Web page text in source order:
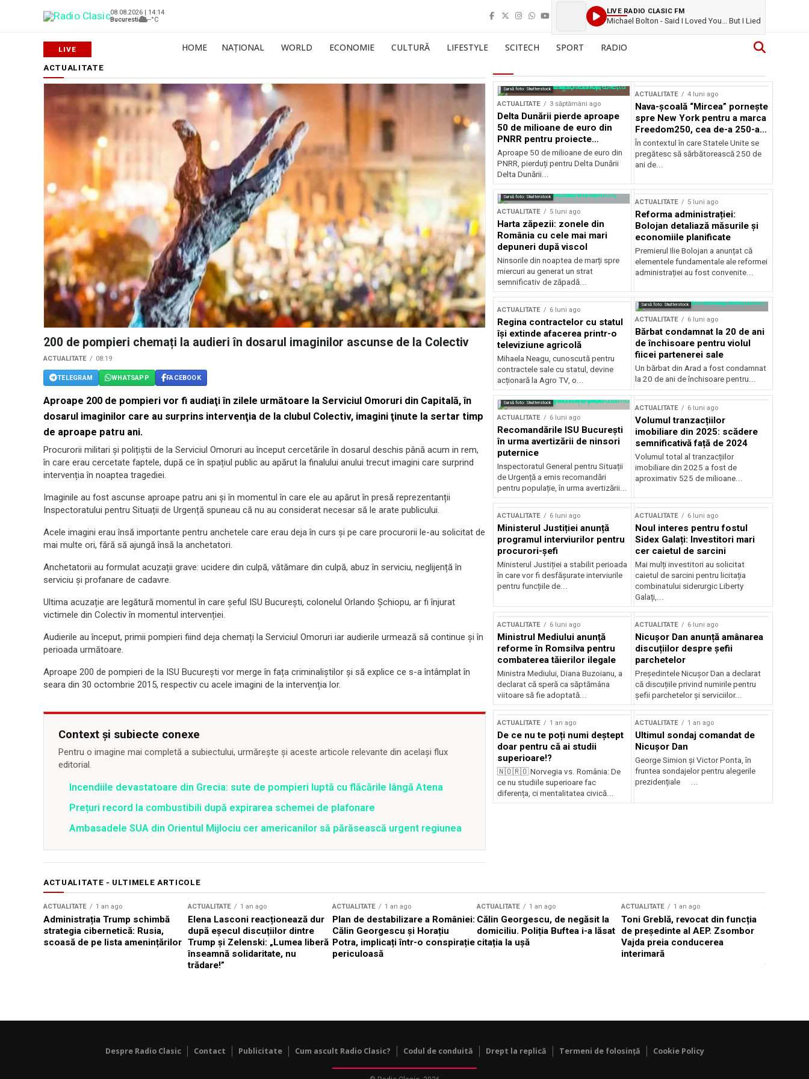
08.08.2026 | 14:14
Bucuresti
--°C
LIVE RADIO CLASIC FM
Michael Bolton - Said I Loved You... But I Lied
HOME NAȚIONAL WORLD ECONOMIE CULTURĂ LIFESTYLE SCITECH SPORT RADIO
ACTUALITATE
200 de pompieri chemați la audieri în dosarul imaginilor ascunse de la Colectiv
ACTUALITATE 08:19
TELEGRAM WHATSAPP FACEBOOK
Aproape 200 de pompieri vor fi audiaţi în zilele următoare la Serviciul Omoruri din Capitală, în
dosarul imaginilor care au surprins intervenţia de la clubul Colectiv, imagini ţinute la sertar timp
de aproape patru ani.
Procurorii militari și polițiștii de la Serviciul Omoruri au început cercetările în dosarul deschis până acum in rem,
în care erau cercetate faptele, după ce în spațiul public au apărut la finalului anului trecut imagini care surprind
intervenția în noaptea tragediei.
Imaginile au fost ascunse aproape patru ani și în momentul în care ele au apărut în presă reprezentanții
Inspectoratului pentru Situații de Urgență spuneau că nu au considerat necesar să le arate publicului.
Acele imagini erau însă importante pentru anchetele care erau deja în curs și pe care procurorii le-au solicitat de
mai multe ori, fără să ajungă însă la anchetatori.
Anchetatorii au formulat acuzații grave: ucidere din culpă, vătămare din culpă, abuz în serviciu, neglijență în
serviciu și profanare de cadavre.
Ultima acuzație are legătură momentul în care șeful ISU București, colonelul Orlando Șchiopu, ar fi înjurat
victimele din Colectiv în momentul intervenției.
Audierile au început, primii pompieri fiind deja chemați la Serviciul Omoruri iar audierile urmează să continue și în
perioada următoare.
Aproape 200 de pompieri de la ISU București vor merge în fața criminaliștilor și să explice ce s-a întâmplat în
seara din 30 octombrie 2015, respectiv cu acele imagini de la intervenția lor.
Context și subiecte conexe
Pentru o imagine mai completă a subiectului, urmărește și aceste articole relevante din același flux
editorial.
Incendiile devastatoare din Grecia: sute de pompieri luptă cu flăcările lângă Atena
Prețuri record la combustibili după expirarea schemei de plafonare
Ambasadele SUA din Orientul Mijlociu cer americanilor să părăsească urgent regiunea
Sursă foto: Shutterstock
ACTUALITATE 3 săptămâni ago
Delta Dunării pierde aproape
50 de milioane de euro din
PNRR pentru proiecte
esențiale
Aproape 50 de milioane de euro din
PNRR, pierduți pentru Delta Dunării
Delta Dunării...
ACTUALITATE 4 luni ago
Nava-școală “Mircea” pornește
spre New York pentru a marca
Freedom250, cea de-a 250-a
aniversare a Statelor Unite
În contextul în care Statele Unite se
pregătesc să sărbătorească 250 de
ani de...
Sursă foto: Shutterstock
ACTUALITATE 5 luni ago
Harta zăpezii: zonele din
România cu cele mai mari
depuneri după viscol
Ninsorile din noaptea de marți spre
miercuri au generat un strat
semnificativ de zăpadă...
ACTUALITATE 5 luni ago
Reforma administrației:
Bolojan detaliază măsurile și
economiile planificate
Premierul Ilie Bolojan a anunțat că
elementele fundamentale ale reformei
administrației au fost convenite...
ACTUALITATE 6 luni ago
Regina contractelor cu statul
își extinde afacerea printr-o
televiziune agricolă
Mihaela Neagu, cunoscută pentru
contractele sale cu statul, devine
acționară la Agro TV, o...
Sursă foto: Shutterstock
ACTUALITATE 6 luni ago
Bărbat condamnat la 20 de ani
de închisoare pentru violul
fiicei partenerei sale
Un bărbat din Arad a fost condamnat
la 20 de ani de închisoare pentru...
Sursă foto: Shutterstock
ACTUALITATE 6 luni ago
Recomandările ISU București
în urma avertizării de ninsori
puternice
Inspectoratul General pentru Situații
de Urgență a emis recomandări
pentru populație, în urma avertizării...
ACTUALITATE 6 luni ago
Volumul tranzacțiilor
imobiliare din 2025: scădere
semnificativă față de 2024
Volumul total al tranzacțiilor
imobiliare din 2025 a fost de
aproximativ 525 de milioane...
ACTUALITATE 6 luni ago
Ministerul Justiției anunță
programul interviurilor pentru
procurori-șefi
Ministerul Justiției a stabilit perioada
în care vor fi desfășurate interviurile
pentru funcțiile de...
ACTUALITATE 6 luni ago
Noul interes pentru fostul
Sidex Galați: Investitori mari
cer caietul de sarcini
Mai mulți investitori au solicitat
caietul de sarcini pentru licitația
combinatului siderurgic Liberty
Galați,...
ACTUALITATE 6 luni ago
Ministrul Mediului anunță
reforme în Romsilva pentru
combaterea tăierilor ilegale
Ministra Mediului, Diana Buzoianu, a
declarat că speră ca săptămâna
viitoare să fie adoptată...
ACTUALITATE 6 luni ago
Nicușor Dan anunță amânarea
discuțiilor despre șefii
parchetelor
Președintele Nicușor Dan a declarat
că discuțiile privind numirile pentru
șefii parchetelor și serviciilor...
ACTUALITATE 1 an ago
De ce nu te poți numi deștept
doar pentru că ai studii
superioare!?
🇳🇴🇷🇴 Norvegia vs. România: De
ce nu studiile superioare fac
diferența, ci mentalitatea civică...
ACTUALITATE 1 an ago
Ultimul sondaj comandat de
Nicușor Dan
George Simion și Victor Ponta, în
fruntea sondajelor pentru alegerile
prezidențiale ...
ACTUALITATE - ULTIMELE ARTICOLE
ACTUALITATE 1 an ago
Administrația Trump schimbă
strategia cibernetică: Rusia,
scoasă de pe lista amenințărilor
ACTUALITATE 1 an ago
Elena Lasconi reacționează dur
după eșecul discuțiilor dintre
Trump și Zelenski: „Lumea liberă
înseamnă solidaritate, nu
trădare!”
ACTUALITATE 1 an ago
Plan de destabilizare a României:
Călin Georgescu și Horațiu
Potra, implicați într-o conspirație
periculoasă
ACTUALITATE 1 an ago
Călin Georgescu, de negăsit la
domiciliu. Poliția Buftea i-a lăsat
citația la ușă
ACTUALITATE 1 an ago
Toni Greblă, revocat din funcția
de președinte al AEP. Zsombor
Vajda preia conducerea
interimară
Despre Radio Clasic Contact Publicitate Cum ascult Radio Clasic? Codul de conduită Drept la replică Termeni de folosință Cookie Policy